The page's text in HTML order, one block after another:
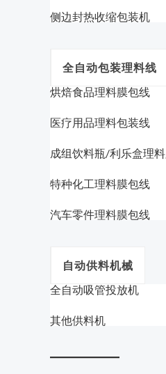
侧边封热收缩包装机
全自动包装理料线
烘焙食品理料膜包线
医疗用品理料包装线
成组饮料瓶/利乐盒理
特种化工理料膜包线
汽车零件理料膜包线
自动供料机械
全自动吸管投放机
其他供料机